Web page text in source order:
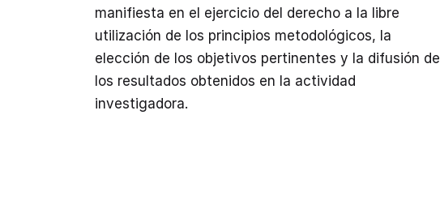
manifiesta en el ejercicio del derecho a la libre
utilización de los principios metodológicos, la
elección de los objetivos pertinentes y la difusión de
los resultados obtenidos en la actividad
investigadora.